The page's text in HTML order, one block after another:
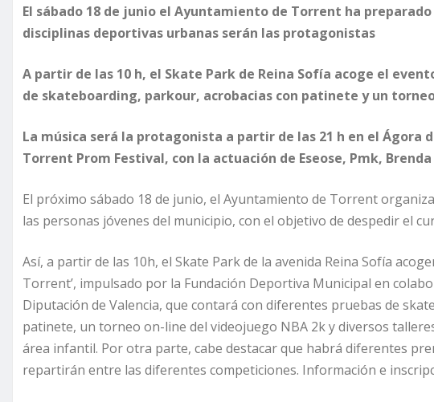
El sábado 18 de junio el Ayuntamiento de Torrent ha
disciplinas deportivas urbanas serán las protagonistas
A partir de las 10 h, el Skate Park de Reina Sofía acoge el
de skateboarding, parkour, acrobacias con patinete y un
La música será la protagonista a partir de las 21 h en el Ágora
Torrent Prom Festival, con la actuación de Eseose, Pmk, Brenda
El próximo sábado 18 de junio, el Ayuntamiento de Torrent
las personas jóvenes del municipio, con el objetivo de despedir el
Así, a partir de las 10h, el Skate Park de la avenida Reina Sofía
Torrent’, impulsado por la Fundación Deportiva Municipal en
Diputación de Valencia, que contará con diferentes pruebas de
patinete, un torneo on-line del videojuego NBA 2k y diversos
área infantil. Por otra parte, cabe destacar que habrá diferentes
repartirán entre las diferentes competiciones. Información e